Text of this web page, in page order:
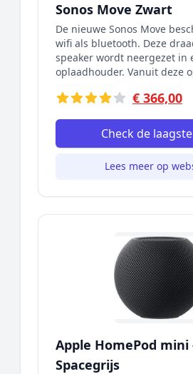
Sonos Move Zwart
De nieuwe Sonos Move
wifi als bluetooth. Deze
speaker wordt neergezet in
oplaadhouder. Vanuit deze
€ 366,00
Check de
Lees meer op
Apple HomePod mini
Spacegrijs